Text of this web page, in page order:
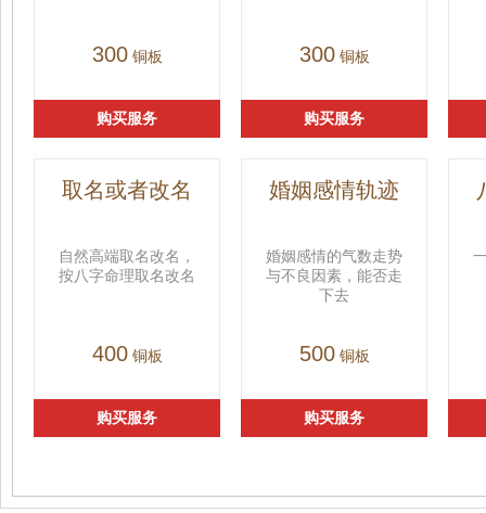
300铜板
购买服务
300铜板
购买服务
取名或者改名
自然高端取名改名，
按八字命理取名改名
400铜板
购买服务
婚姻感情轨迹
婚姻感情的气数走势
与不良因素，能否走
下去
500铜板
购买服务